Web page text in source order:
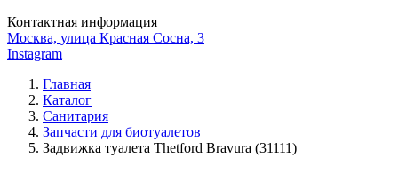
Контактная информация
Москва, улица Красная Сосна, 3
Instagram
Главная
Каталог
Санитария
Запчасти для биотуалетов
Задвижка туалета Thetford Bravura (31111)